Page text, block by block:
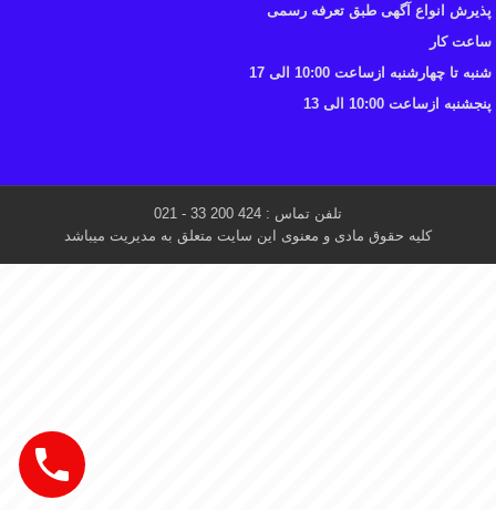
پذیرش انواع آگهی طبق تعرفه رسمی
ساعت کار
شنبه تا چهارشنبه ازساعت 10:00 الی 17
پنجشنبه ازساعت 10:00 الی 13
تلفن تماس : 424 200 33 - 021
کلیه حقوق مادی و معنوی این سایت متعلق به مدیریت میباشد